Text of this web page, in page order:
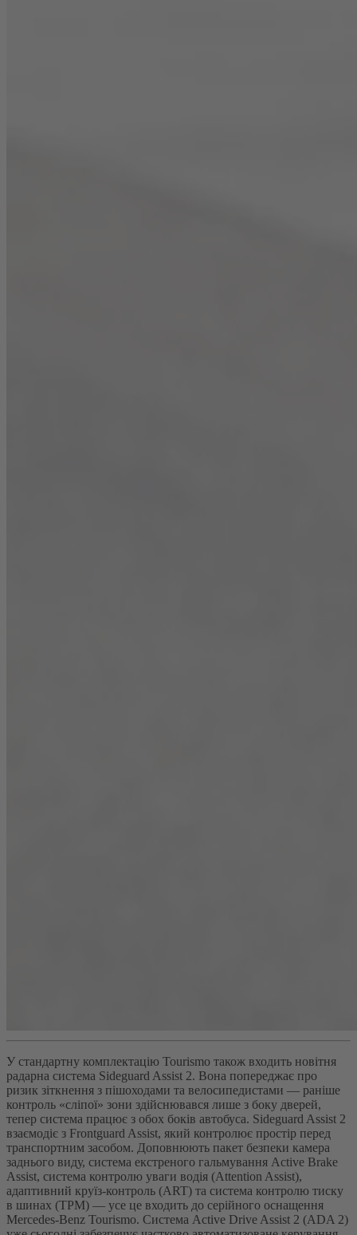
У стандартну комплектацію Tourismo також входить новітня
радарна система Sideguard Assist 2. Вона попереджає про
ризик зіткнення з пішоходами та велосипедистами — раніше
контроль «сліпої» зони здійснювався лише з боку дверей,
тепер система працює з обох боків автобуса. Sideguard Assist 2
взаємодіє з Frontguard Assist, який контролює простір перед
транспортним засобом. Доповнюють пакет безпеки камера
заднього виду, система екстреного гальмування Active Brake
Assist, система контролю уваги водія (Attention Assist),
адаптивний круїз-контроль (ART) та система контролю тиску
в шинах (TPM) — усе це входить до серійного оснащення
Mercedes-Benz Tourismo. Система Active Drive Assist 2 (ADA 2)